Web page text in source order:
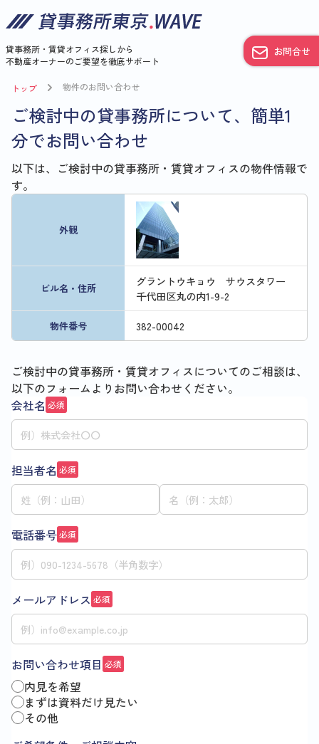
貸事務所・賃貸オフィス探しから
不動産オーナーのご要望を徹底サポート
お問合せ
トップ 物件のお問い合わせ
ご検討中の貸事務所について、簡単1
分でお問い合わせ
以下は、ご検討中の貸事務所・賃貸オフィスの物件情報で
す。
外観
ビル名・住所
グラントウキョウ サウスタワー
千代田区丸の内1-9-2
物件番号 382-00042
ご検討中の貸事務所・賃貸オフィスについてのご相談は、
以下のフォームよりお問い合わせください。
会社名 必須
担当者名 必須
電話番号必須
メールアドレス 必須
お問い合わせ項目 必須
内見を希望
まずは資料だけ見たい
その他